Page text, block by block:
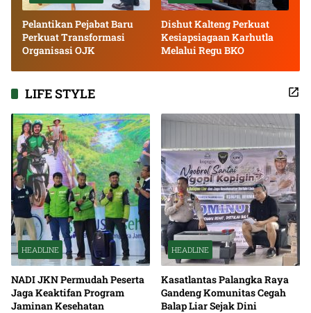
Pelantikan Pejabat Baru
Perkuat Transformasi
Organisasi OJK
Dishut Kalteng Perkuat
Kesiapsiagaan Karhutla
Melalui Regu BKO
LIFE STYLE
HEADLINE
NADI JKN Permudah Peserta
Jaga Keaktifan Program
Jaminan Kesehatan
HEADLINE
Kasatlantas Palangka Raya
Gandeng Komunitas Cegah
Balap Liar Sejak Dini